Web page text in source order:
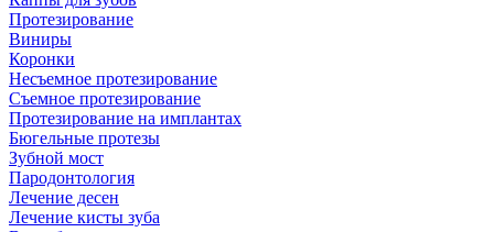
Протезирование
Виниры
Коронки
Несъемное протезирование
Съемное протезирование
Протезирование на имплантах
Бюгельные протезы
Зубной мост
Пародонтология
Лечение десен
Лечение кисты зуба